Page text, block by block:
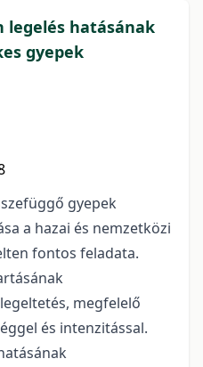
legelés hatásának
gyepek
gyepek
a hazai és nemzetközi
fontos feladata.
megfelelő
és intenzitással.